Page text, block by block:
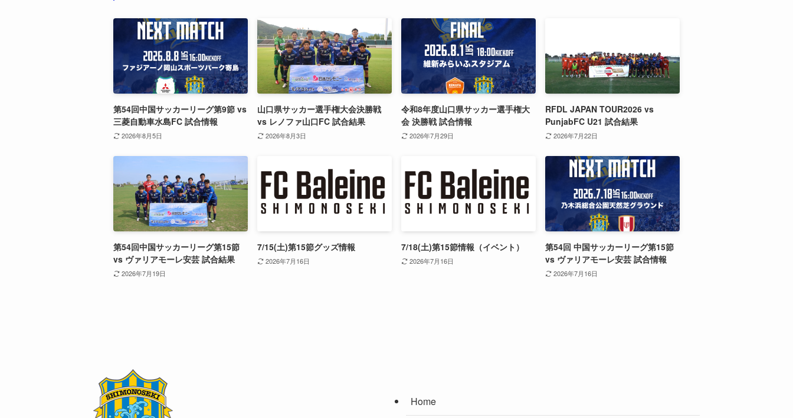
第54回中国サッカーリーグ第9節 vs
三菱自動車水島FC 試合情報
2026年8月5日
山口県サッカー選手権大会決勝戦
vs レノファ山口FC 試合結果
2026年8月3日
令和8年度山口県サッカー選手権大
会 決勝戦 試合情報
2026年7月29日
RFDL JAPAN TOUR2026 vs
PunjabFC U21 試合結果
2026年7月22日
第54回中国サッカーリーグ第15節
vs ヴァリアモーレ安芸 試合結果
2026年7月19日
7/15(土)第15節グッズ情報
2026年7月16日
7/18(土)第15節情報（イベント）
2026年7月16日
第54回 中国サッカーリーグ第15節
vs ヴァリアモーレ安芸 試合情報
2026年7月16日
Home